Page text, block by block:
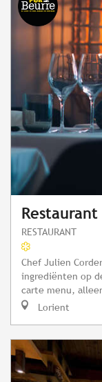
Restaurant
RESTAURANT
Chef Julien
ingrediënten op
carte menu,
Lorient